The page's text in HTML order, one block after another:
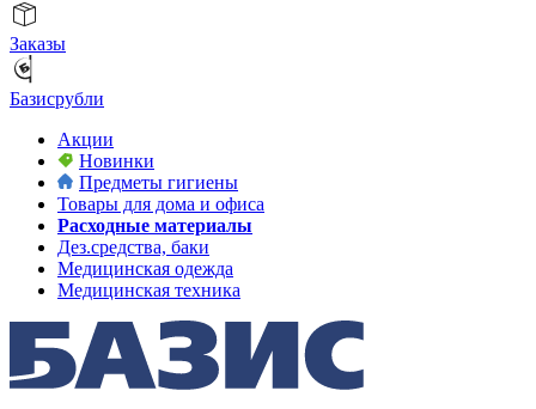
Заказы
Базисрубли
Акции
Новинки
Предметы гигиены
Товары для дома и офиса
Расходные материалы
Дез.средства, баки
Медицинская одежда
Медицинская техника